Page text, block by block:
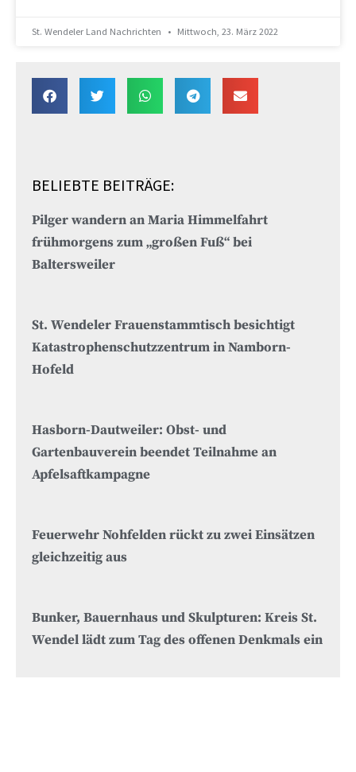
St. Wendeler Land Nachrichten Mittwoch, 23. März 2022
BELIEBTE BEITRÄGE:
Pilger wandern an Maria Himmelfahrt
frühmorgens zum „großen Fuß“ bei
Baltersweiler
St. Wendeler Frauenstammtisch besichtigt
Katastrophenschutzzentrum in Namborn-
Hofeld
Hasborn-Dautweiler: Obst- und
Gartenbauverein beendet Teilnahme an
Apfelsaftkampagne
Feuerwehr Nohfelden rückt zu zwei Einsätzen
gleichzeitig aus
Bunker, Bauernhaus und Skulpturen: Kreis St.
Wendel lädt zum Tag des offenen Denkmals ein